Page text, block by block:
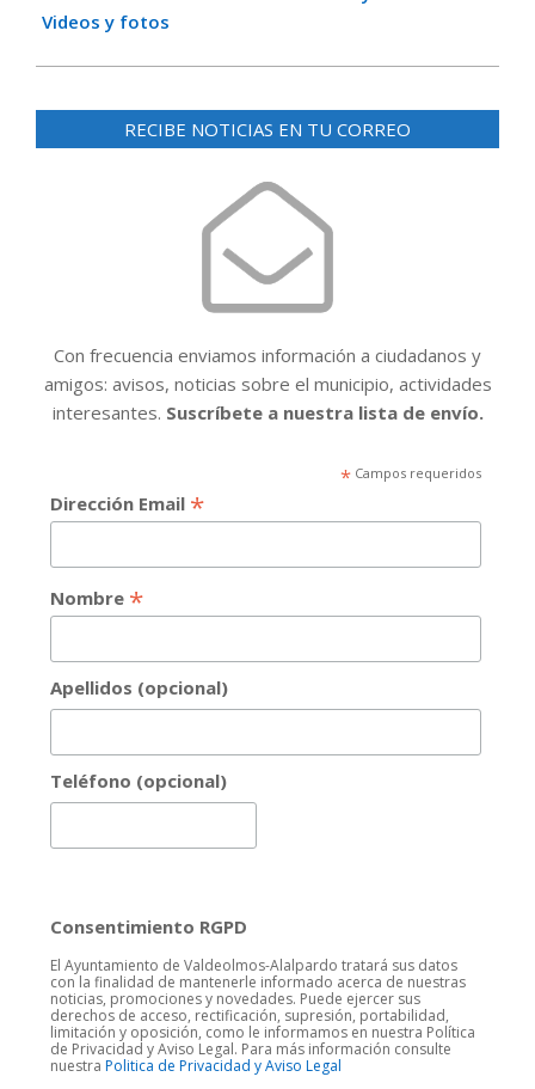
Videos y fotos
RECIBE NOTICIAS EN TU CORREO
Con frecuencia enviamos información a ciudadanos y
amigos: avisos, noticias sobre el municipio, actividades
interesantes. Suscríbete a nuestra lista de envío.
*Campos requeridos
Dirección Email *
Nombre *
Apellidos (opcional)
Teléfono (opcional)
Consentimiento RGPD
El Ayuntamiento de Valdeolmos-Alalpardo tratará sus datos
con la finalidad de mantenerle informado acerca de nuestras
noticias, promociones y novedades. Puede ejercer sus
derechos de acceso, rectificación, supresión, portabilidad,
limitación y oposición, como le informamos en nuestra Política
de Privacidad y Aviso Legal. Para más información consulte
nuestra Politica de Privacidad y Aviso Legal